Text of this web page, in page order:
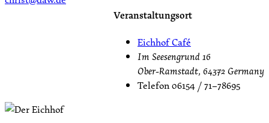
Veranstaltungsort
Eichhof Café
Im Seesengrund 16
Ober-Ramstadt, 64372 Germany
Telefon06154 / 71–78695